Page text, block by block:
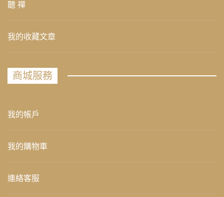
聽 禪
我的收藏文章
商城服務
我的帳戶
我的購物車
連絡客服